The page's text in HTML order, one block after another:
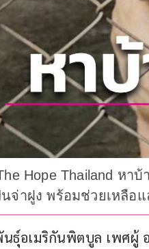
Hope Thailand หา
จ่าฝูง พร้อมช่วยเหลือ
ธุ์อเมริกันพิตบูล เพศผู้